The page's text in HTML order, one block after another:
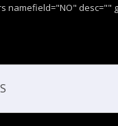
namefield="NO" desc=""